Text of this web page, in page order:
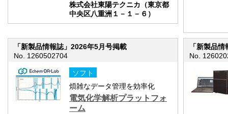
株式会社東陽テクニカ（東京都
中央区八重洲１－１－６）
「新製品情報誌」2026年5月号掲載
No. 1260502704
ソフト
煩雑なデータ管理を効率化
電気化学解析プラットフォ
ーム
「新製品
No.